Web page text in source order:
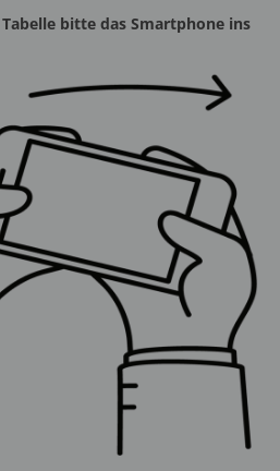
bitte das Smartphone ins